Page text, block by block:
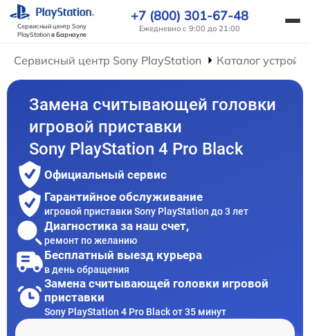
Сервисный центр Sony
PlayStationв Барнауле
+7 (800) 301-67-48
Ежедневно с 9:00 до 21:00
Сервисный центр Sony PlayStation Каталог
Замена считывающей головки
игровой приставки
Sony PlayStation 4 Pro Black
Официальный сервис
Гарантийное обслуживание
игровой приставки Sony PlayStation до 3 лет
Диагностика за наш счет,
ремонт по желанию
Бесплатный выезд курьера
в день обращения
Замена считывающей головки игровой
приставки
Sony PlayStation 4 Pro Black от 35 минут